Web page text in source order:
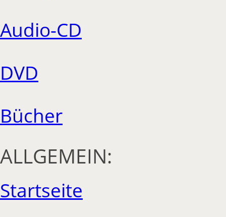
Audio-CD
DVD
Bücher
ALLGEMEIN:
Startseite